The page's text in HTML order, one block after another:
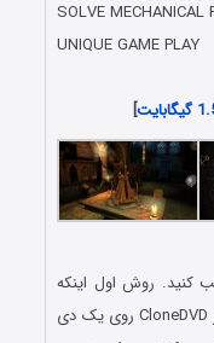
SOLVE MECHANICAL
UNIQUE GAME PLAY
]
کنید. روش اول اینکه
بعد از دانلود فایل ISO را توسط برنامه نظیر CloneDVD روی یک دی